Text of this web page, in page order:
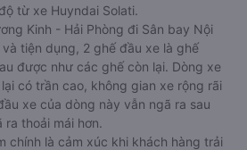
từ xe Huyndai Solati.
Kinh - Hải Phòng đi Sân bay Nội
tiện dụng, 2 ghế đầu xe là ghế
được như các ghế còn lại. Dòng xe
có trần cao, không gian xe rộng rãi
xe của dòng này vẫn ngã ra sau
thoải mái hơn.
chính là cảm xúc khi khách hàng trải